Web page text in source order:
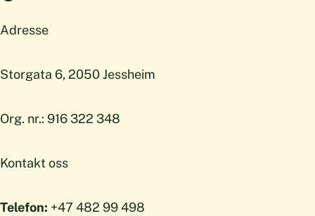
Adresse
Storgata 6, 2050 Jessheim
Org. nr.: 916 322 348
Kontakt oss
Telefon: +47 482 99 498